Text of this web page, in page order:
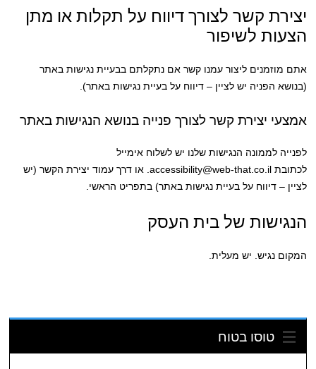
יצירת קשר לצורך דיווח על תקלות או מתן
הצעות לשיפור
אתם מוזמנים ליצור עמנו קשר אם נתקלתם בבעיית נגישות באתר
(בנושא הפניה יש לציין – דיווח על בעיית נגישות באתר).
אמצעי יצירת קשר לצורך פנייה בנושא הנגישות באתר
לפנייה לממונה הנגישות שלנו יש לשלוח אימייל
לכתובת accessibility@web-that.co.il. או דרך עמוד יצירת הקשר (יש
לציין – דיווח על בעיית נגישות באתר) בתפריט הראשי.
הנגישות של בית העסק
המקום נגיש. יש מעלית.
טוסו בטוח